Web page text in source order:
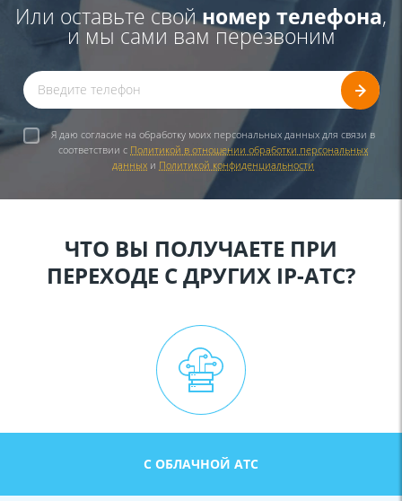
Или оставьте свойномер телефона,
и мы сами вам перезвоним
Я даю согласие на обработку моих персональных данных для связи в
соответствии с Политикой в отношении обработки персональных
данных и Политикой конфиденциальности
ЧТО ВЫ ПОЛУЧАЕТЕ ПРИ
ПЕРЕХОДЕ С ДРУГИХ IP-АТС?
С ОБЛАЧНОЙ АТС